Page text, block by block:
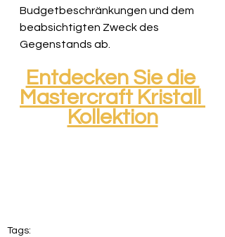
Budgetbeschränkungen und dem
beabsichtigten Zweck des
Gegenstands ab.
Entdecken Sie die
Mastercraft Kristall
Kollektion
Tags: